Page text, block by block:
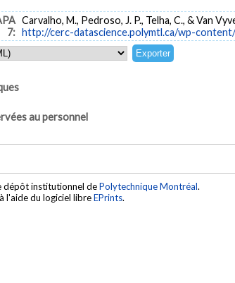
7:
Carvalho, M., Pedroso, J. P., Telha, C., & Van
http://cerc-datascience.polymtl.ca/wp-
au personnel
dépôt institutionnel dePolytechnique Montréal.
l'aide du logiciel libreEPrints.